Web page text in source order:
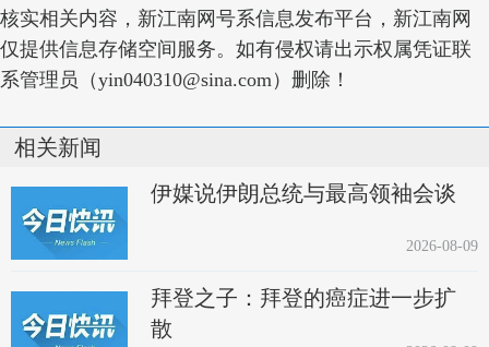
核实相关内容，新江南网号系信息发布平台，新江南网
仅提供信息存储空间服务。如有侵权请出示权属凭证联
系管理员（yin040310@sina.com）删除！
相关新闻
伊媒说伊朗总统与最高领袖会谈
2026-08-09
拜登之子：拜登的癌症进一步扩
散